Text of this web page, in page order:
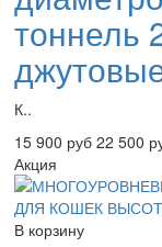
тоннель
К..
15 900 руб 22 500
Акция
В корзину